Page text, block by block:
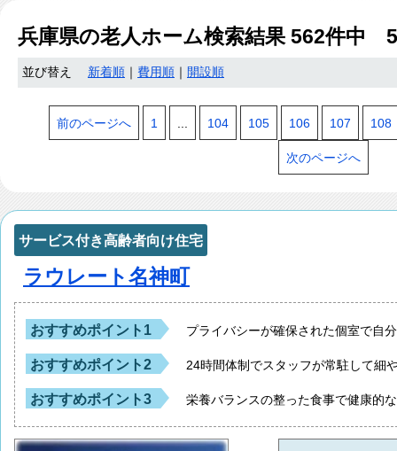
兵庫県の老人ホーム検索結果 562件中
並び替え 新着順 費用順 開設順
前のページへ 1 ... 104 105 106 107 108
次のページへ
サービス付き高齢者向け住宅
ラウレート名神町
おすすめポイント1 プライバシーが確保された個室で自
おすすめポイント2 24時間体制でスタッフが常駐して細
おすすめポイント3 栄養バランスの整った食事で健康的